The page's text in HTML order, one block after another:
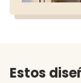
Estos